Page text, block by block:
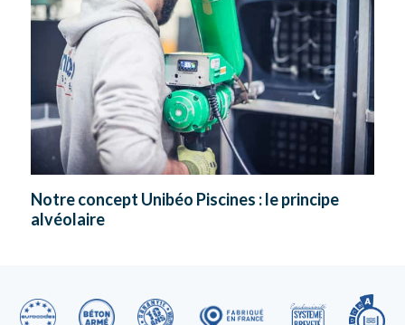
Notre concept Unibéo Piscines : le principe
alvéolaire